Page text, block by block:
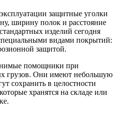
защитные уголки
ширину полок и расстояние
изделий сегодня
видами покрытий:
защитой.
помощники при
грузов. Они имеют небольшую
сохранить в целостности
хранятся на складе или